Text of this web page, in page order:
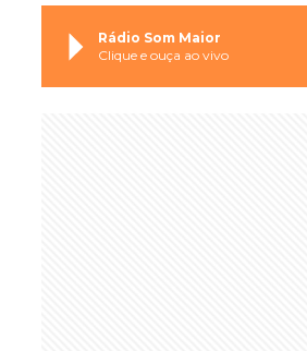
Rádio Som Maior
Clique e ouça ao vivo